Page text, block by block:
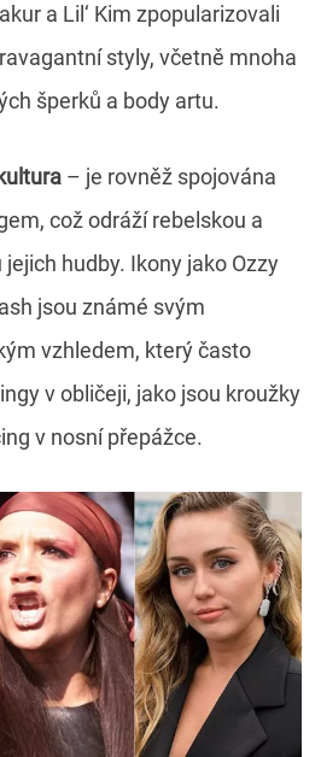
a Lil‘ Kim zpopularizovali
styly, včetně mnoha
šperků a body artu.
– je rovněž spojována
což odráží rebelskou a
hudby. Ikony jako Ozzy
jsou známé svým
vzhledem, který často
v obličeji, jako jsou kroužky
v nosní přepážce.